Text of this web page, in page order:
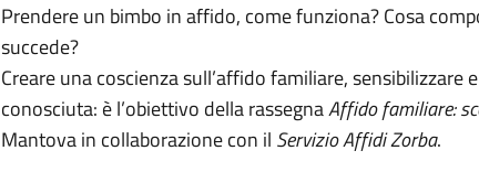
Prendere un bimbo in affido, come funziona? Cosa
succede?
Creare una coscienza sull’affido familiare,
conosciuta: è l’obiettivo della rassegnaAffido familiare:
Mantova in collaborazione con il Servizio Affidi Zorba.